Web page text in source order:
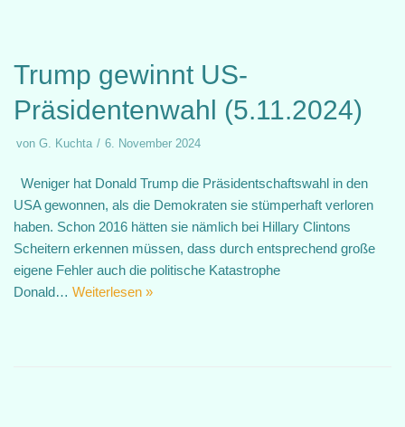
Trump gewinnt US-
Präsidentenwahl (5.11.2024)
von G. Kuchta 6. November 2024
Weniger hat Donald Trump die Präsidentschaftswahl in den
USA gewonnen, als die Demokraten sie stümperhaft verloren
haben. Schon 2016 hätten sie nämlich bei Hillary Clintons
Scheitern erkennen müssen, dass durch entsprechend große
eigene Fehler auch die politische Katastrophe
Donald… Weiterlesen »